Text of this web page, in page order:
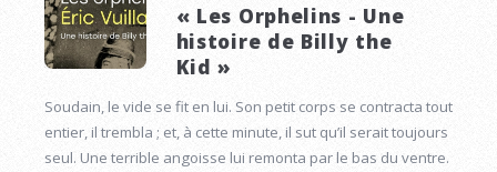
« Les Orphelins - Une
histoire de Billy the
Kid »
Soudain, le vide se fit en lui. Son petit corps se contracta tout
entier, il trembla ; et, à cette minute, il sut qu’il serait toujours
seul. Une terrible angoisse lui remonta par le bas du ventre.